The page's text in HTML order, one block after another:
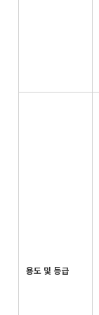
용도 및 등급